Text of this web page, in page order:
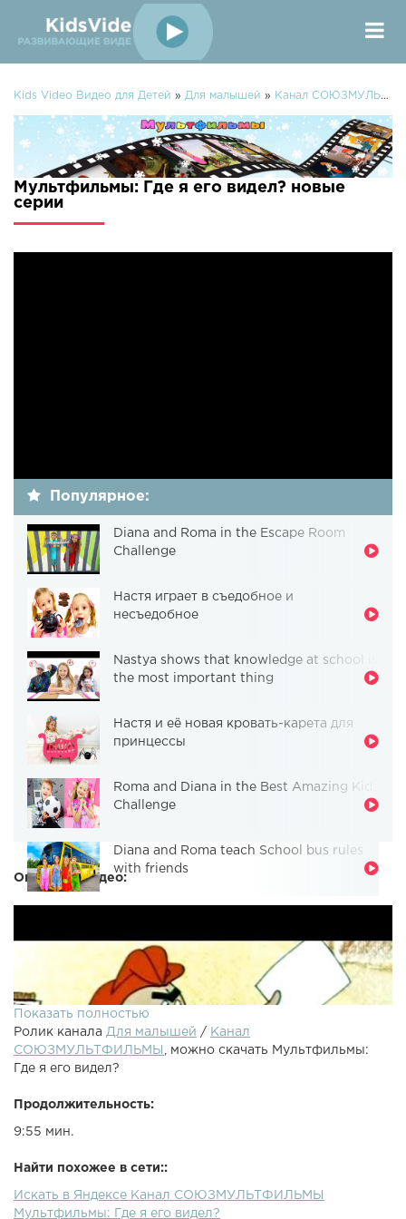
Kids Video Видео для Детей » Для малышей » Канал СОЮЗМУЛЬТФИЛЬМЫ
Мультфильмы: Где я его видел? новые
серии
Популярное:
Diana and Roma in the Escape Room
Challenge
Настя играет в съедобное и
несъедобное
Nastya shows that knowledge at school is
the most important thing
Настя и её новая кровать-карета для
принцессы
Roma and Diana in the Best Amazing Kids
Challenge
Diana and Roma teach School bus rules
with friends
Описание видео:
Веселые картинки: Мультфильм по рассказам Носова.
Показать полностью
Ролик канала Для малышей / Канал
СОЮЗМУЛЬТФИЛЬМЫ
, можно скачать Мультфильмы:
Где я его видел?
Продолжительность:
9:55 мин.
Найти похожее в сети::
Искать в Яндексе Канал СОЮЗМУЛЬТФИЛЬМЫ
Мультфильмы: Где я его видел?